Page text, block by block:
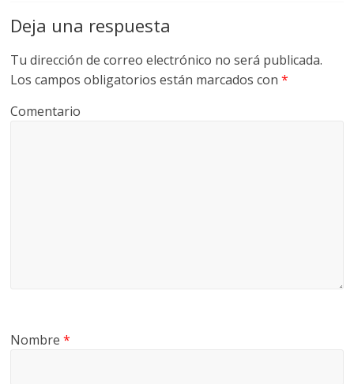
Deja una respuesta
Tu dirección de correo electrónico no será publicada.
Los campos obligatorios están marcados con*
Comentario
Nombre*